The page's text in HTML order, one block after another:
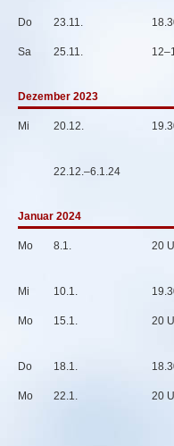
Do 23.11.
Sa 25.11.
Dezember 2023
Mi 20.12.
22.12.–6.1.24
Januar 2024
Mo 8.1. 20
Mi 10.1.
Mo 15.1. 20
Do 18.1.
Mo 22.1. 20